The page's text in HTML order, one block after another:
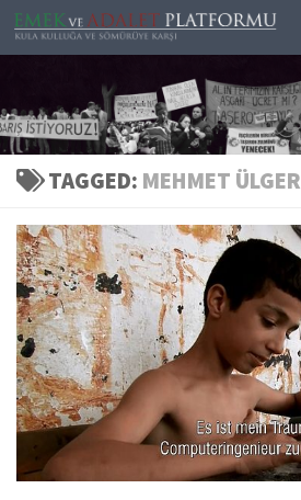
Skip to content
TAGGED: MEHMET ÜLGER